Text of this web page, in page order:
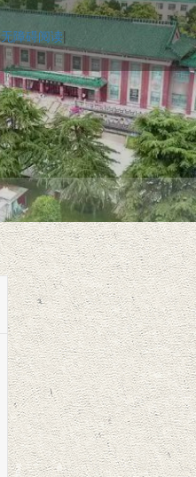
无障碍阅读|